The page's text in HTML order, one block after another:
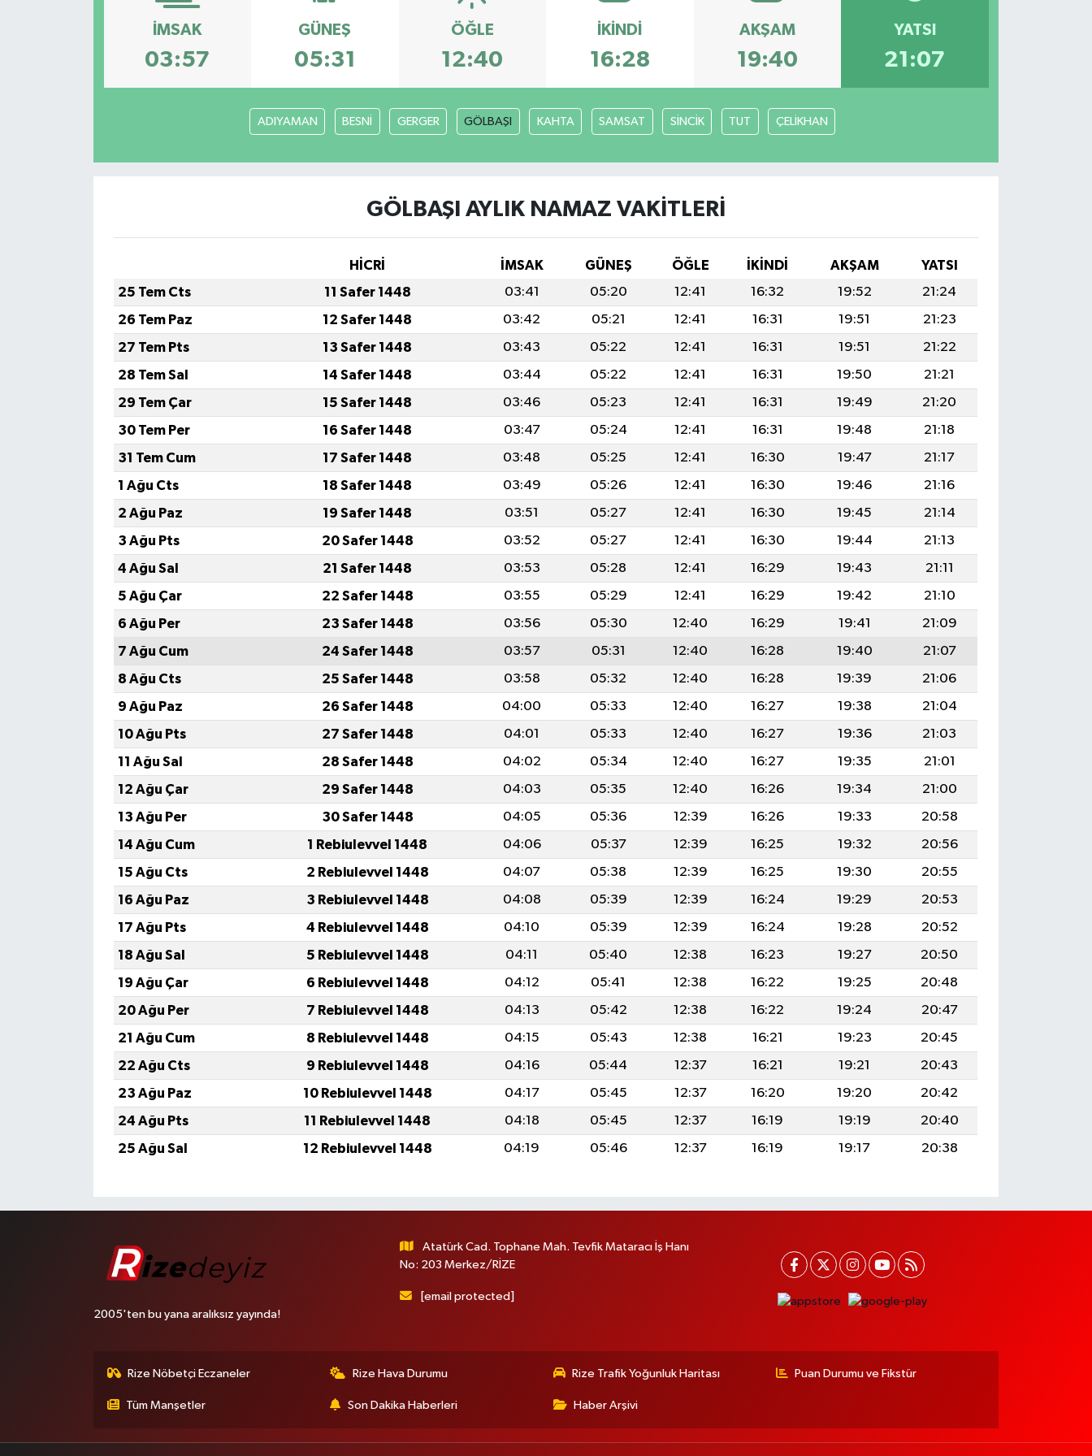
İMSAK
03:57
GÜNEŞ
05:31
ÖĞLE
12:40
İKINDI
16:28
AKŞAM
19:40
YATSI
21:07
ADIYAMAN BESNİ GERGER GÖLBAŞI KAHTA SAMSAT SİNCİK TUT ÇELİKHAN
GÖLBAŞI AYLIK NAMAZ VAKITLERI
HİCRİ İMSAK GÜNEŞ ÖĞLE İKINDI AKŞAM
YATSI
25 Tem Cts
11 Safer 1448 03:41 05:20 12:41 16:32 19:52
21:24
26 Tem Paz
12 Safer 1448 03:42 05:21 12:41 16:31 19:51
21:23
27 Tem Pts
13 Safer 1448 03:43 05:22 12:41 16:31 19:51
21:22
28 Tem Sal
14 Safer 1448 03:44 05:22 12:41 16:31 19:50
21:21
29 Tem Çar
15 Safer 1448 03:46 05:23 12:41 16:31 19:49
21:20
30 Tem Per
16 Safer 1448 03:47 05:24 12:41 16:31 19:48
21:18
31 Tem Cum
17 Safer 1448 03:48 05:25 12:41 16:30 19:47
21:17
1 Ağu Cts
18 Safer 1448 03:49 05:26 12:41 16:30 19:46
21:16
2 Ağu Paz
19 Safer 1448 03:51 05:27 12:41 16:30 19:45
21:14
3 Ağu Pts
20 Safer 1448 03:52 05:27 12:41 16:30 19:44
21:13
4 Ağu Sal
21 Safer 1448 03:53 05:28 12:41 16:29 19:43
21:11
5 Ağu Çar
22 Safer 1448 03:55 05:29 12:41 16:29 19:42
21:10
6 Ağu Per
23 Safer 1448 03:56 05:30 12:40 16:29 19:41
21:09
7 Ağu Cum
24 Safer 1448 03:57 05:31 12:40 16:28 19:40
21:07
8 Ağu Cts
25 Safer 1448 03:58 05:32 12:40 16:28 19:39
21:06
9 Ağu Paz
26 Safer 1448 04:00 05:33 12:40 16:27 19:38
21:04
10 Ağu Pts
27 Safer 1448 04:01 05:33 12:40 16:27 19:36
21:03
11 Ağu Sal
28 Safer 1448 04:02 05:34 12:40 16:27 19:35
21:01
12 Ağu Çar
29 Safer 1448 04:03 05:35 12:40 16:26 19:34
21:00
13 Ağu Per
30 Safer 1448 04:05 05:36 12:39 16:26 19:33
20:58
14 Ağu Cum
1 Rebiulevvel 1448 04:06 05:37 12:39 16:25 19:32
20:56
15 Ağu Cts
2 Rebiulevvel 1448 04:07 05:38 12:39 16:25 19:30
20:55
16 Ağu Paz
3 Rebiulevvel 1448 04:08 05:39 12:39 16:24 19:29
20:53
17 Ağu Pts
4 Rebiulevvel 1448 04:10 05:39 12:39 16:24 19:28
20:52
18 Ağu Sal
5 Rebiulevvel 1448 04:11 05:40 12:38 16:23 19:27
20:50
19 Ağu Çar
6 Rebiulevvel 1448 04:12 05:41 12:38 16:22 19:25
20:48
20 Ağu Per
7 Rebiulevvel 1448 04:13 05:42 12:38 16:22 19:24
20:47
21 Ağu Cum
8 Rebiulevvel 1448 04:15 05:43 12:38 16:21 19:23
20:45
22 Ağu Cts
9 Rebiulevvel 1448 04:16 05:44 12:37 16:21 19:21
20:43
23 Ağu Paz
10 Rebiulevvel 1448 04:17 05:45 12:37 16:20 19:20
20:42
24 Ağu Pts
11 Rebiulevvel 1448 04:18 05:45 12:37 16:19 19:19
20:40
25 Ağu Sal
12 Rebiulevvel 1448 04:19 05:46 12:37 16:19 19:17 20:38
2005'ten bu yana aralıksız yayında!
Atatürk Cad. Tophane Mah. Tevfik Mataracı İş Hanı
No: 203 Merkez/RİZE
[email protected]
Rize Nöbetçi Eczaneler Rize Hava Durumu Rize Trafik Yoğunluk Haritası Puan Durumu ve Fikstür
Tüm Manşetler Son Dakika Haberleri Haber Arşivi